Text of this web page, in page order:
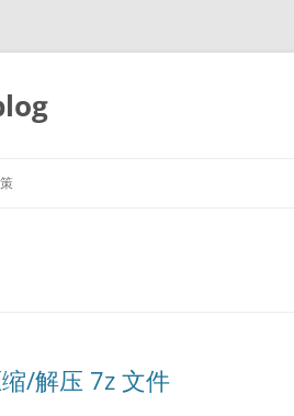
/解压 7z 文件